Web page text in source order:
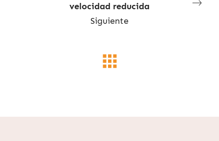
velocidad reducida
Siguiente